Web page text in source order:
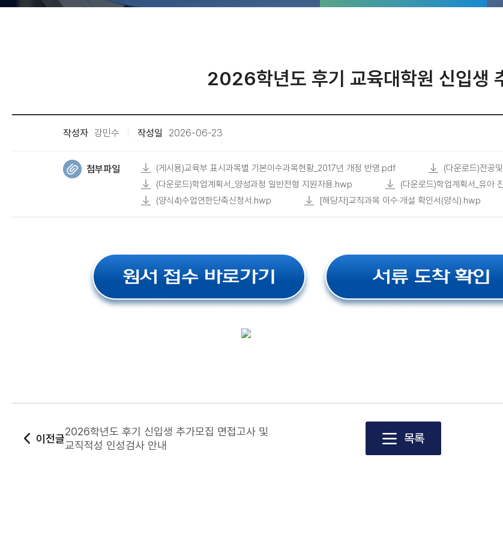
2026학년도 후기 교육대학원 신입생
작성자 강민수 작성일 2026-06-23
첨부파일 (게시용)교육부 표시과목별 기본이수과목현황_2017년 개정 반영.pdf
(다운로드)전공
(다운로드)학업계획서_양성과정 일반전형 지원자용.hwp
(다운로드)학업계획서_유아
(양식4)수업연한단축신청서.hwp
[해당자]교직과목 이수·개설 확인서(양식).hwp
이전글
2026학년도 후기 신입생 추가모집 면접고사 및
교직적성 인성검사 안내
목록